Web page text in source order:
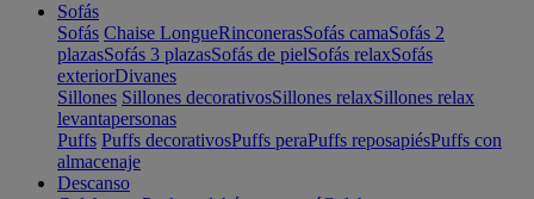
Sofás
Sofás Chaise LongueRinconerasSofás camaSofás 2
plazasSofás 3 plazasSofás de pielSofás relaxSofás
exteriorDivanes
Sillones Sillones decorativosSillones relaxSillones relax
levantapersonas
Puffs Puffs decorativosPuffs peraPuffs reposapiésPuffs con
almacenaje
Descanso